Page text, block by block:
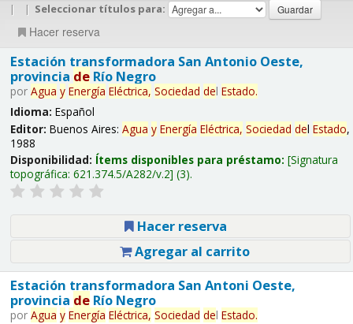
| | Seleccionar títulos para:
Hacer reserva
Estación transformadora San Antonio Oeste,
provincia deRío Negro
por Agua y Energía Eléctrica, Sociedad del Estado.
Idioma: Español
Editor: Buenos Aires: Agua y Energía Eléctrica, Sociedad del Estado,
1988
Disponibilidad: Ítems disponibles para préstamo: Signatura
topográfica: 621.374.5/A282/v.2 (3).
Hacer reserva
Agregar al carrito
Estación transformadora San Antoni Oeste,
provincia deRío Negro
por Agua y Energía Eléctrica, Sociedad del Estado.